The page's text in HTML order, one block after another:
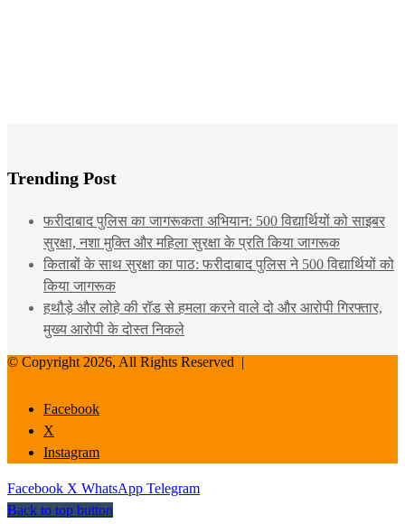
Trending Post
फरीदाबाद पुलिस का जागरूकता अभियान: 500 विद्यार्थियों को साइबर
सुरक्षा, नशा मुक्ति और महिला सुरक्षा के प्रति किया जागरूक
किताबों के साथ सुरक्षा का पाठ: फरीदाबाद पुलिस ने 500 विद्यार्थियों को
किया जागरूक
हथौड़े और लोहे की रॉड से हमला करने वाले दो और आरोपी गिरफ्तार,
मुख्य आरोपी के दोस्त निकले
© Copyright 2026, All Rights Reserved |
Facebook
X
Instagram
Facebook X WhatsApp Telegram
Back to top button